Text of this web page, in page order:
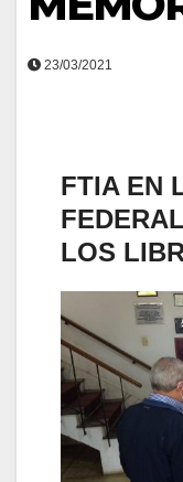
23/03/2021
FTIA EN
LOS